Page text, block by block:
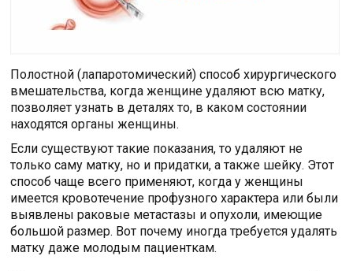
Полостной (лапаротомический) способ хирургического
вмешательства, когда женщине удаляют всю матку,
позволяет узнать в деталях то, в каком состоянии
находятся органы женщины.
Если существуют такие показания, то удаляют не
только саму матку, но и придатки, а также шейку. Этот
способ чаще всего применяют, когда у женщины
имеется кровотечение профузного характера или были
выявлены раковые метастазы и опухоли, имеющие
большой размер. Вот почему иногда требуется удалять
матку даже молодым пациенткам.